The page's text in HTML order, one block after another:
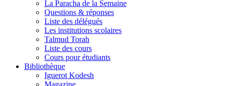
La Paracha de la Semaine
Questions & réponses
Liste des délégués
Les institutions scolaires
Talmud Torah
Liste des cours
Cours pour étudiants
Bibliothèque
Iguerot Kodesh
Magazine